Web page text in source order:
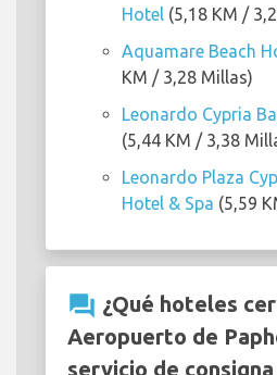
Hotel (5,18 KM /
Aquamare Beach
KM / 3,28 Millas)
Leonardo Cypria
(5,44 KM / 3,38
Leonardo Plaza
Hotel & Spa (5,59
question_answer ¿Qué hoteles
Aeropuerto de
servicio de